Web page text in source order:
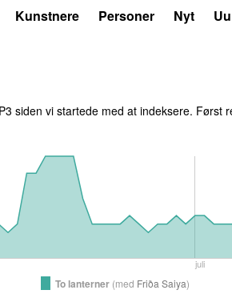
Kunstnere Personer Nyt
siden vi startede med at indeksere. Først
juli
To lanterner (med Friða Saiya)